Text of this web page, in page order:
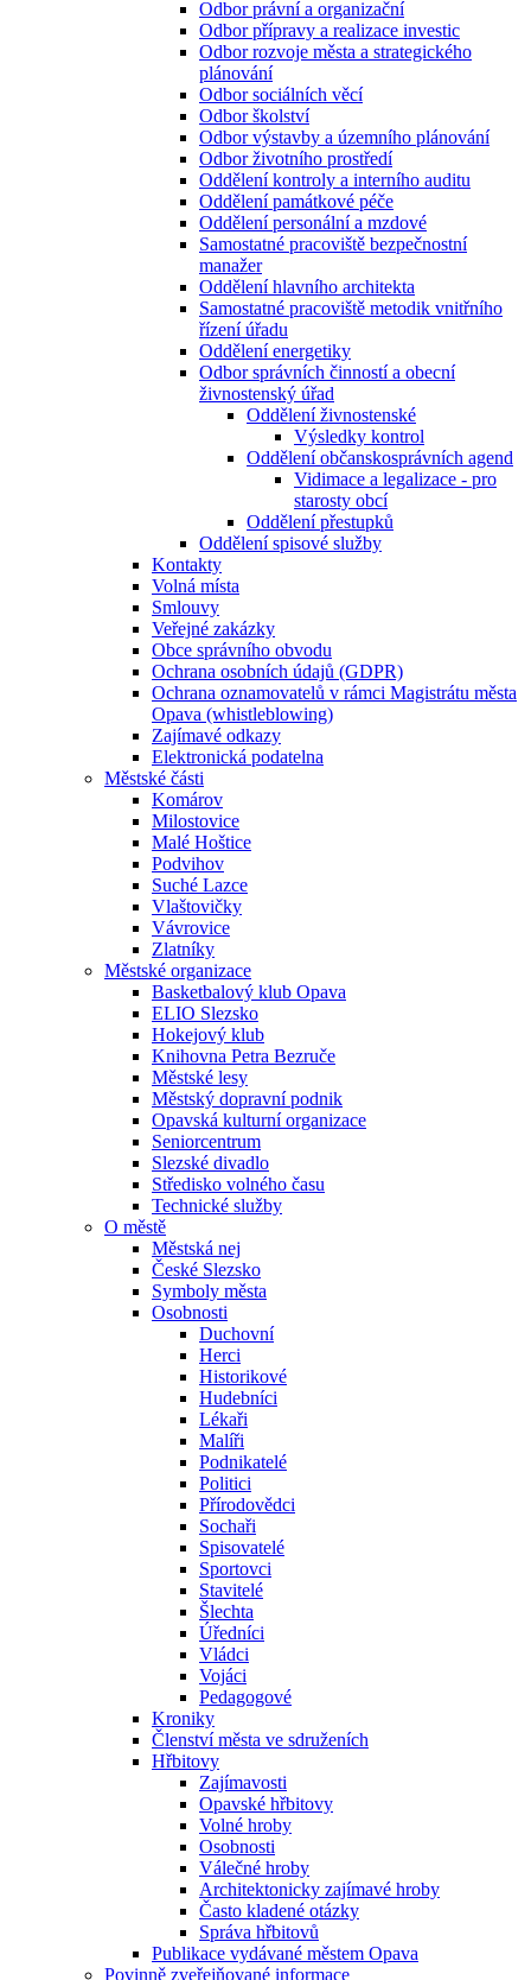
Odbor právní a organizační
Odbor přípravy a realizace investic
Odbor rozvoje města a strategického
plánování
Odbor sociálních věcí
Odbor školství
Odbor výstavby a územního plánování
Odbor životního prostředí
Oddělení kontroly a interního auditu
Oddělení památkové péče
Oddělení personální a mzdové
Samostatné pracoviště bezpečnostní
manažer
Oddělení hlavního architekta
Samostatné pracoviště metodik vnitřního
řízení úřadu
Oddělení energetiky
Odbor správních činností a obecní
živnostenský úřad
Oddělení živnostenské
Výsledky kontrol
Oddělení občanskosprávních agend
Vidimace a legalizace - pro
starosty obcí
Oddělení přestupků
Oddělení spisové služby
Kontakty
Volná místa
Smlouvy
Veřejné zakázky
Obce správního obvodu
Ochrana osobních údajů (GDPR)
Ochrana oznamovatelů v rámci Magistrátu města
Opava (whistleblowing)
Zajímavé odkazy
Elektronická podatelna
Městské části
Komárov
Milostovice
Malé Hoštice
Podvihov
Suché Lazce
Vlaštovičky
Vávrovice
Zlatníky
Městské organizace
Basketbalový klub Opava
ELIO Slezsko
Hokejový klub
Knihovna Petra Bezruče
Městské lesy
Městský dopravní podnik
Opavská kulturní organizace
Seniorcentrum
Slezské divadlo
Středisko volného času
Technické služby
O městě
Městská nej
České Slezsko
Symboly města
Osobnosti
Duchovní
Herci
Historikové
Hudebníci
Lékaři
Malíři
Podnikatelé
Politici
Přírodovědci
Sochaři
Spisovatelé
Sportovci
Stavitelé
Šlechta
Úředníci
Vládci
Vojáci
Pedagogové
Kroniky
Členství města ve sdruženích
Hřbitovy
Zajímavosti
Opavské hřbitovy
Volné hroby
Osobnosti
Válečné hroby
Architektonicky zajímavé hroby
Často kladené otázky
Správa hřbitovů
Publikace vydávané městem Opava
Povinně zveřejňované informace